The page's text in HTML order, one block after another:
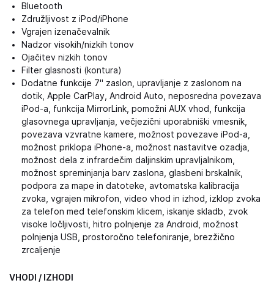
Bluetooth
Združljivost z iPod/iPhone
Vgrajen izenačevalnik
Nadzor visokih/nizkih tonov
Ojačitev nizkih tonov
Filter glasnosti (kontura)
Dodatne funkcije 7" zaslon, upravljanje z zaslonom na
dotik, Apple CarPlay, Android Auto, neposredna povezava
iPod-a, funkcija MirrorLink, pomožni AUX vhod, funkcija
glasovnega upravljanja, večjezični uporabniški vmesnik,
povezava vzvratne kamere, možnost povezave iPod-a,
možnost priklopa iPhone-a, možnost nastavitve ozadja,
možnost dela z infrardečim daljinskim upravljalnikom,
možnost spreminjanja barv zaslona, ​​glasbeni brskalnik,
podpora za mape in datoteke, avtomatska kalibracija
zvoka, vgrajen mikrofon, video vhod in izhod, izklop zvoka
za telefon med telefonskim klicem, iskanje skladb, zvok
visoke ločljivosti, hitro polnjenje za Android, možnost
polnjenja USB, prostoročno telefoniranje, brezžično
zrcaljenje
VHODI / IZHODI